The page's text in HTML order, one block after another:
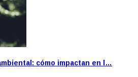
cómo impactan en l…